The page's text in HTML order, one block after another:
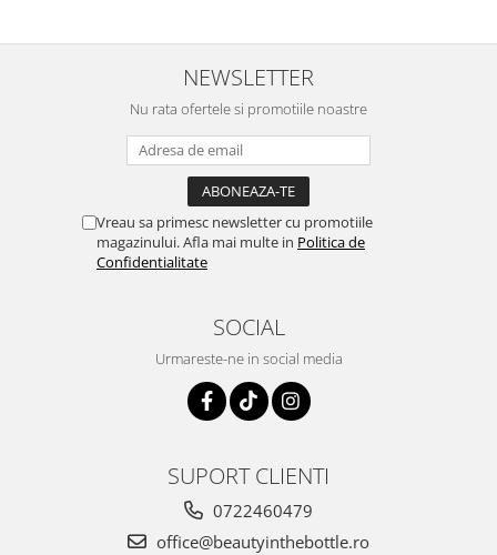
NEWSLETTER
Nu rata ofertele si promotiile noastre
Vreau sa primesc newsletter cu promotiile
magazinului. Afla mai multe in Politica de
Confidentialitate
SOCIAL
Urmareste-ne in social media
SUPORT CLIENTI
0722460479
office@beautyinthebottle.ro